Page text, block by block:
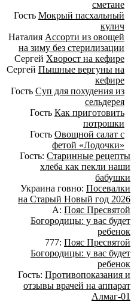
сметане
Гость Мокрый пасхальный
кулич
Наталия Ассорти из овощей
на зиму без стерилизации
Сергей Хворост на кефире
Сергей Пышные вергуны на
кефире
Гость Суп для похудения из
сельдерея
Гость Как приготовить
потрошки
Гость Овощной салат с
фетой «Лодочки»
Гость: Старинные рецепты
хлеба как пекли наши
бабушки
Украина говно: Посевалки
на Старый Новый год 2026
А: Пояс Пресвятой
Богородицы: у вас будет
ребенок
777: Пояс Пресвятой
Богородицы: у вас будет
ребенок
Гость: Противопоказания и
отзывы врачей на аппарат
Алмаг-01